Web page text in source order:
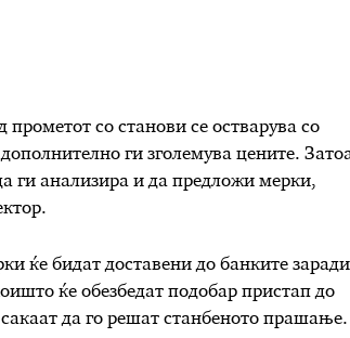
со станови се остварува со
ги зголемува цените.
ги анализира и да предложи мерки,
ќе бидат доставени до банките заради
ќе обезбедат подобар пристап до
да го решат станбеното прашање.